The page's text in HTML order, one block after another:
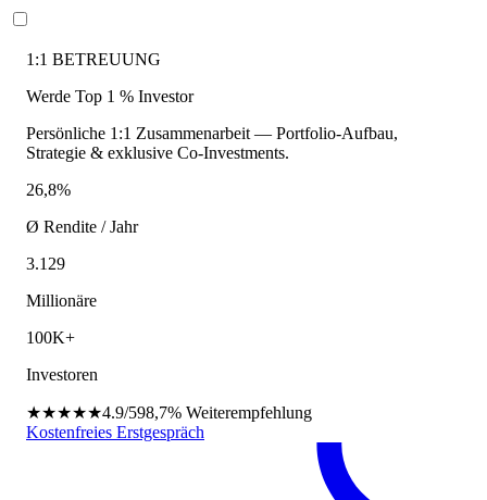
1:1 BETREUUNG
Werde Top 1 % Investor
Persönliche 1:1 Zusammenarbeit — Portfolio-Aufbau,
Strategie & exklusive Co-Investments.
26,8%
Ø Rendite / Jahr
3.129
Millionäre
100K+
Investoren
★★★★★4.9/598,7% Weiterempfehlung
Kostenfreies Erstgespräch